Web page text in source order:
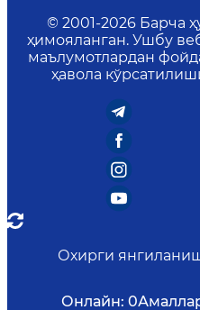
© 2001-2026 Барча
ҳимояланган. Ушбу
маълумотлардан
ҳавола
Охирги
Онлайн: 0